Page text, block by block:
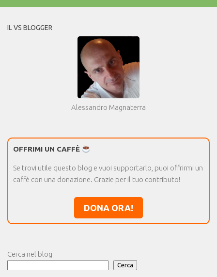
IL VS BLOGGER
Alessandro Magnaterra
OFFRIMI UN CAFFÈ
Se trovi utile questo blog e vuoi supportarlo, puoi offrirmi un
caffè con una donazione. Grazie per il tuo contributo!
DONA ORA!
Cerca nel blog
Cerca